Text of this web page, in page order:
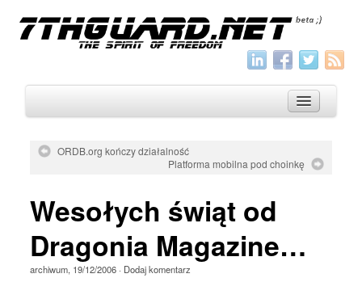
Archiwum
Aktualności
ORDB.org kończy działalność
Platforma mobilna pod choinkę
Wesołych świąt od
Dragonia Magazine…
archiwum, 19/12/2006· Dodaj komentarz